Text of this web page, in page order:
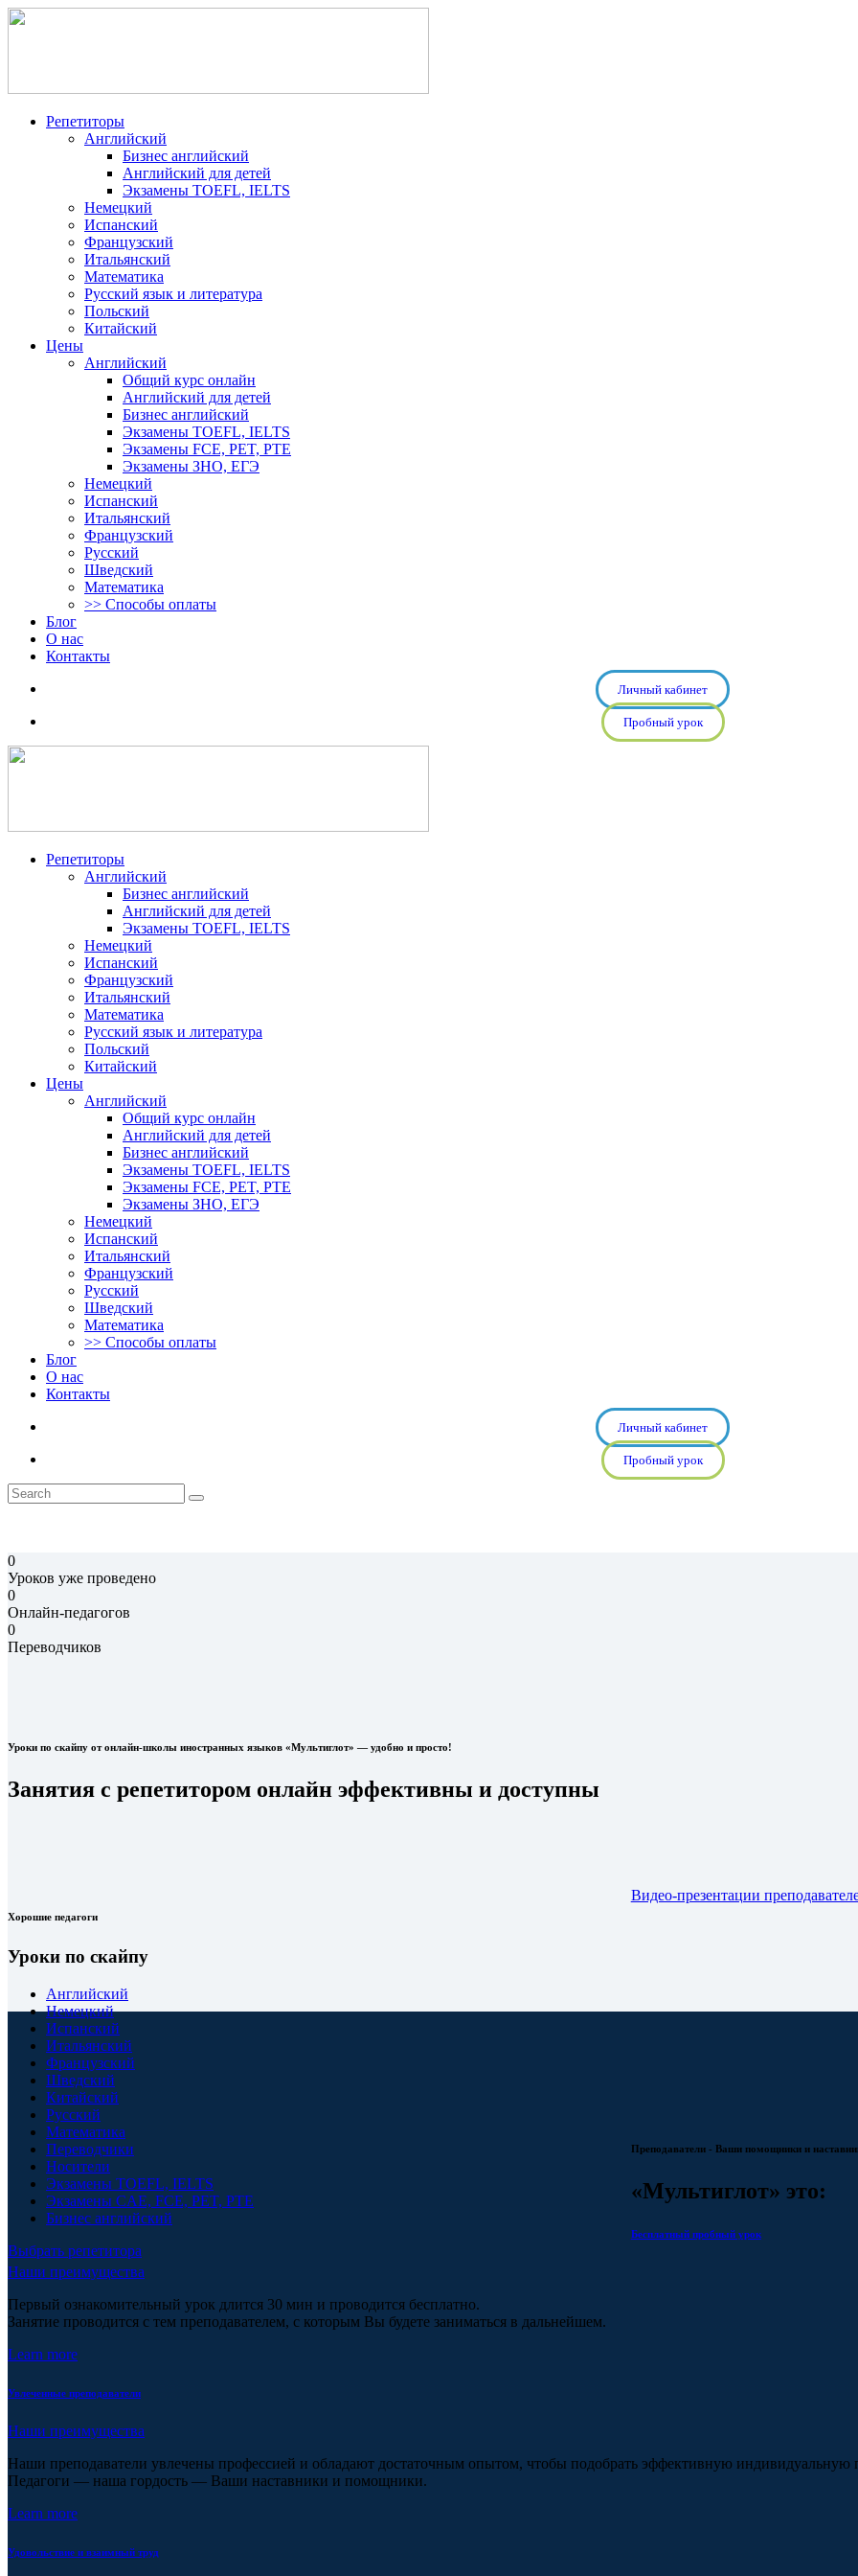
Репетиторы
Английский
Бизнес английский
Английский для детей
Экзамены TOEFL, IELTS
Немецкий
Испанский
Французский
Итальянский
Математика
Русский язык и литература
Польский
Китайский
Цены
Английский
Общий курс онлайн
Английский для детей
Бизнес английский
Экзамены TOEFL, IELTS
Экзамены FCE, PET, PTE
Экзамены ЗНО, ЕГЭ
Немецкий
Испанский
Итальянский
Французский
Русский
Шведский
Математика
>> Способы оплаты
Блог
О нас
Контакты
Личный кабинет
Пробный урок
Репетиторы
Английский
Бизнес английский
Английский для детей
Экзамены TOEFL, IELTS
Немецкий
Испанский
Французский
Итальянский
Математика
Русский язык и литература
Польский
Китайский
Цены
Английский
Общий курс онлайн
Английский для детей
Бизнес английский
Экзамены TOEFL, IELTS
Экзамены FCE, PET, PTE
Экзамены ЗНО, ЕГЭ
Немецкий
Испанский
Итальянский
Французский
Русский
Шведский
Математика
>> Способы оплаты
Блог
О нас
Контакты
Личный кабинет
Пробный урок
0
Уроков уже проведено
0
Онлайн-педагогов
0
Переводчиков
Уроки по скайпу от онлайн-школы иностранных языков «Мультиглот» — удобно и просто!
Занятия с репетитором онлайн эффективны и доступны
Видео-презентации
Хорошие педагоги
Уроки по скайпу
Английский
Немецкий
Испанский
Итальянский
Французский
Шведский
Китайский
Русский
Математика
Переводчики
Носители
Экзамены TOEFL, IELTS
Экзамены CAE, FCE, PET, PTE
Бизнес английский
Выбрать репетитора
Преподаватели - Ваши помощники и
«Мультиглот» это:
Бесплатный пробный урок
Наши преимущества
Первый ознакомительный урок длится 30 мин и проводится бесплатно.
Занятие проводится с тем преподавателем, с которым Вы будете заниматься в дальнейшем.
Learn more
Увлеченные преподаватели
Наши преимущества
Наши преподаватели увлечены профессией и обладают достаточным опытом, чтобы подобрать эффективную индивидуальную
Педагоги — наша гордость — Ваши наставники и помощники.
Learn more
Удовольствие и взаимный труд